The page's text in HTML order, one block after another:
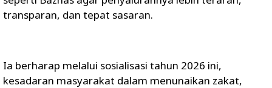
transparan, dan tepat sasaran.
Ia berharap melalui sosialisasi tahun 2026 ini,
kesadaran masyarakat dalam menunaikan zakat,